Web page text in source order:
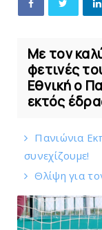
Με τον
φετινές
Εθνική ο
εκτός
Πανιώνια
συνεχίζουμε!
Θλίψη για